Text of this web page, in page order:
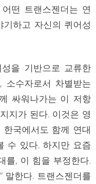
떤 트랜스젠더는 연
하고 자신의 퀴어성
을 기반으로 교류한
소수자로서 차별받는
싸워나가는 이 저항
지가 된다. 이것은 영
국에서도 함께 연대
수 있다. 하지만 요즘
를, 이 힘을 부정한다.
말한다. 트랜스젠더를